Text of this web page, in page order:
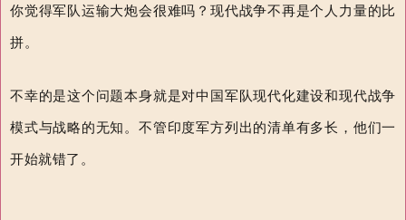
你觉得军队运输大炮会很难吗？现代战争不再是个人力量的比
拼。
不幸的是这个问题本身就是对中国军队现代化建设和现代战争
模式与战略的无知。不管印度军方列出的清单有多长，他们一
开始就错了。